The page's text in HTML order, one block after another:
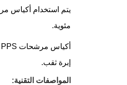
مئوية.
إبرة ثقب.
المواصفات التقنية: